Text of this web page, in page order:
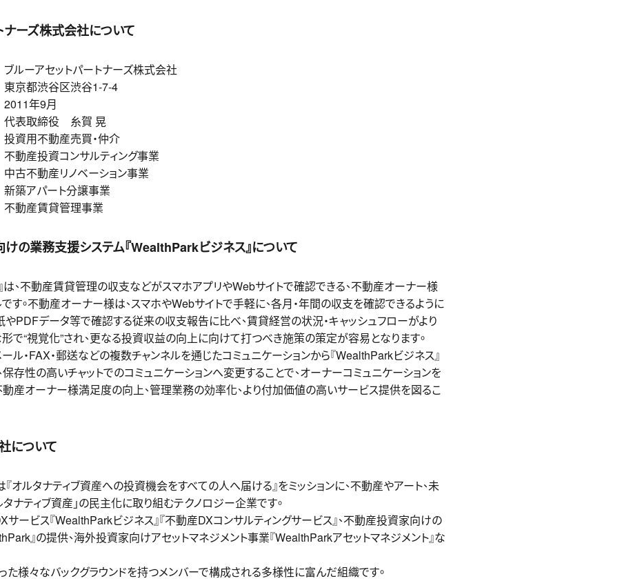
ナーズ株式会社について
ブルーアセットパートナーズ株式会社
東京都渋谷区渋谷1-7-4
2011年9月
代表取締役 糸賀 晃
投資用不動産売買・仲介
不動産投資コンサルティング事業
中古不動産リノベーション事業
新築アパート分譲事業
不動産賃貸管理事業
の業務支援システム『WealthParkビジネス』について
は、不動産賃貸管理の収支などがスマホアプリやWebサイトで確認できる、不動産オーナー様
す。不動産オーナー様は、スマホやWebサイトで手軽に、各月・年間の収支を確認できるように
やPDFデータ等で確認する従来の収支報告に比べ、賃貸経営の状況・キャッシュフローがより
形で“視覚化”され、更なる投資収益の向上に向けて打つべき施策の策定が容易となります。
ル・FAX・郵送などの複数チャンネルを通じたコミュニケーションから『WealthParkビジネス』
存性の高いチャットでのコミュニケーションへ変更することで、オーナーコミュニケーションを
動産オーナー様満足度の向上、管理業務の効率化、より付加価値の高いサービス提供を図るこ
について
オルタナティブ資産への投資機会をすべての人へ届ける』をミッションに、不動産やアート、未
ナティブ資産」の民主化に取り組むテクノロジー企業です。
ービス『WealthParkビジネス』『不動産DXコンサルティングサービス』、不動産投資家向けの
』の提供、海外投資家向けアセットマネジメント事業『WealthParkアセットマネジメント』な
た様々なバックグラウンドを持つメンバーで構成される多様性に富んだ組織です。